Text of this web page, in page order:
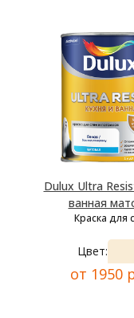
Dulux Ultra
ванная
Краска для
Цвет:
от 1950